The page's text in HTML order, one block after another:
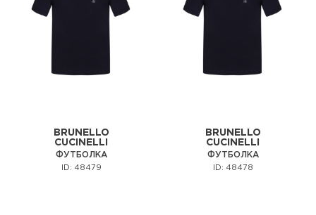
BRUNELLO
CUCINELLI
ФУТБОЛКА
ID: 48479
BRUNELLO
CUCINELLI
ФУТБОЛКА
ID: 48478